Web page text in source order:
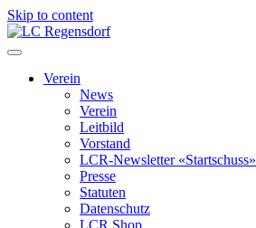
Skip to content
LC Regensdorf
Verein
News
Verein
Leitbild
Vorstand
LCR-Newsletter «Startschuss»
Presse
Statuten
Datenschutz
LCR Shop